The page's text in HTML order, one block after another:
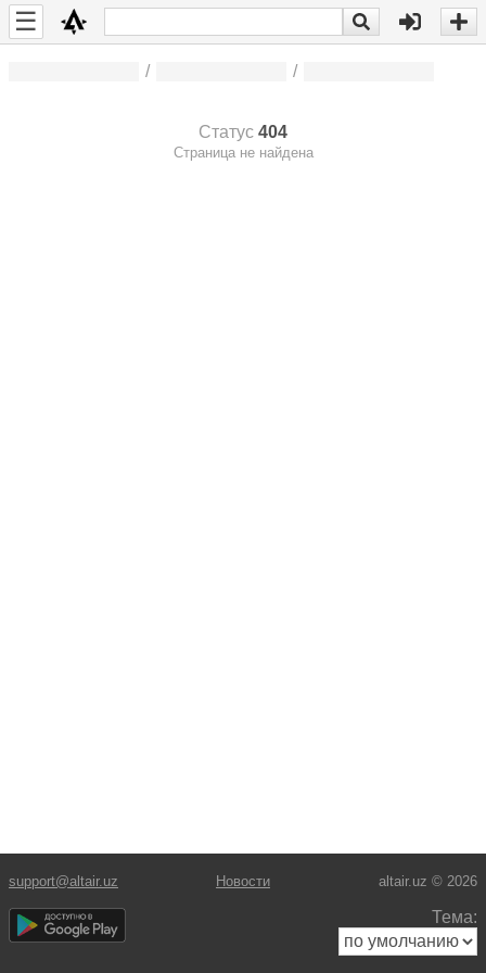
☰
/ /
Статус 404
Страница не найдена
support@altair.uz Новости altair.uz © 2026
Тема: